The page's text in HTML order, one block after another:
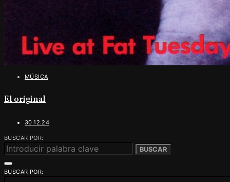
MÚSICA
El original
30.12.24
BUSCAR POR:
BUSCAR
BUSCAR POR: